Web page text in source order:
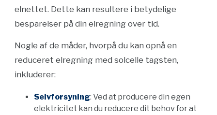
elnettet. Dette kan resultere i betydelige
besparelser på din elregning over tid.
Nogle af de måder, hvorpå du kan opnå en
reduceret elregning med solcelle tagsten,
inkluderer:
Selvforsyning: Ved at producere din egen
elektricitet kan du reducere dit behov for at